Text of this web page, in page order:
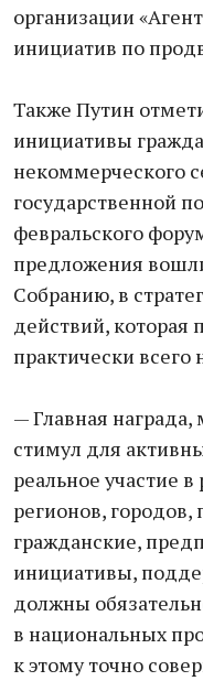
организации
инициатив по
Также Путин
инициативы
некоммерческого
государственной
февральского
предложения
Собранию, в
действий, которая
практически всего
— Главная
стимул для
реальное участие
регионов, городов,
гражданские,
инициативы,
должны
в национальных
к этому точно